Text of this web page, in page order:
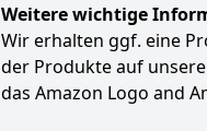
Weitere wichtige
Wir erhalten ggf. eine
der Produkte auf
das Amazon Logo and